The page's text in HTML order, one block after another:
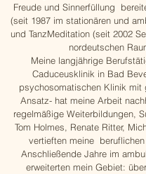
Freude und Sinnerfüllung
(seit 1987 im stationären und
und TanzMeditation (seit 2002
nordeutschen
Meine langjährige
Caduceusklinik in Bad
psychosomatischen Klinik mit
Ansatz- hat meine Arbeit
regelmäßige Weiterbildungen,
Tom Holmes, Renate Ritter,
vertieften meine beruflichen
Anschließende Jahre im
erweiterten mein Gebiet: